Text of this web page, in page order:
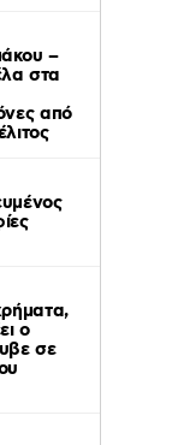
–
στα
από
ο
σε